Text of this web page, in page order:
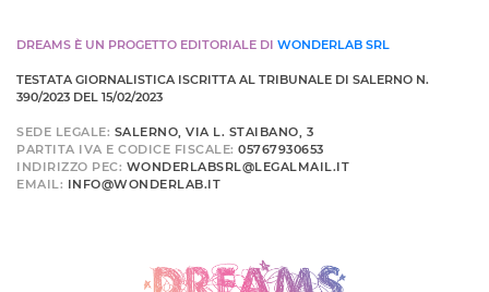
DREAMS È UN PROGETTO EDITORIALE DI WONDERLAB SRL
TESTATA GIORNALISTICA ISCRITTA AL TRIBUNALE DI SALERNO N.
390/2023 DEL 15/02/2023
SEDE LEGALE: SALERNO, VIA L. STAIBANO, 3
PARTITA IVA E CODICE FISCALE: 05767930653
INDIRIZZO PEC: WONDERLABSRL@LEGALMAIL.IT
EMAIL: INFO@WONDERLAB.IT